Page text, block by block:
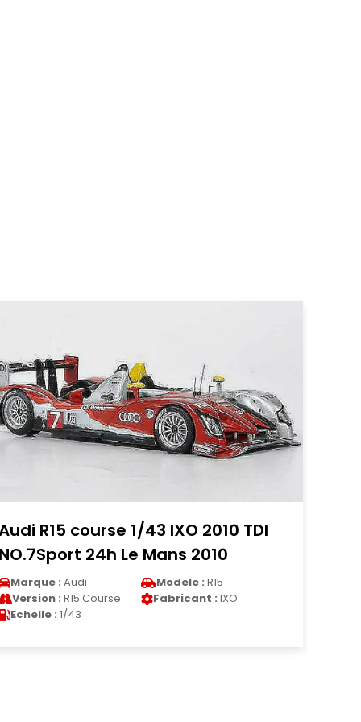
course 1/43 IXO 2010 TDI
24h Le Mans 2010
:Audi Modele :R15
:R15 Course Fabricant :IXO
1/43